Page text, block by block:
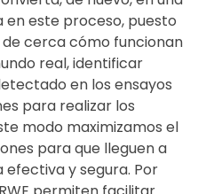
este proceso, puesto
cerca cómo funcionan
real, identificar
en los ensayos
para realizar los
modo maximizamos el
para que lleguen a
y segura. Por